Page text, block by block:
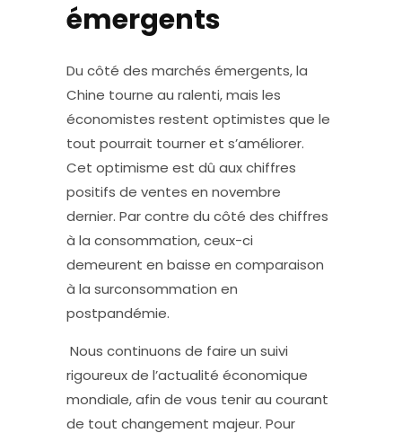
émergents
Du côté des marchés émergents, la
Chine tourne au ralenti, mais les
économistes restent optimistes que le
tout pourrait tourner et s’améliorer.
Cet optimisme est dû aux chiffres
positifs de ventes en novembre
dernier. Par contre du côté des chiffres
à la consommation, ceux-ci
demeurent en baisse en comparaison
à la surconsommation en
postpandémie.
Nous continuons de faire un suivi
rigoureux de l’actualité économique
mondiale, afin de vous tenir au courant
de tout changement majeur. Pour